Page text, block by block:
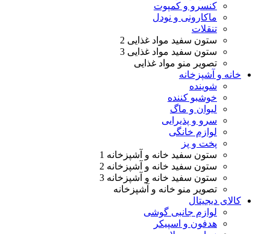
کنسرو و کمپوت
ماکارونی و نودل
تنقلات
ستون سفید مواد غذایی 2
ستون سفید مواد غذایی 3
تصویر منو مواد غذایی
خانه و آشپزخانه
شوینده
خوشبو کننده
لیوان و ماگ
سرو و پذیرایی
لوازم خانگی
پخت و پز
ستون سفید خانه و آشپزخانه 1
ستون سفید خانه و آشپزخانه 2
ستون سفید خانه و آشپزخانه 3
تصویر منو خانه و آشپزخانه
کالای دیجیتال
لوازم جانبی گوشی
هدفون و اسپیکر